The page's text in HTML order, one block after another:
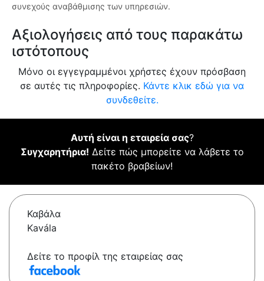
συνεχούς αναβάθμισης των υπηρεσιών.
Αξιολογήσεις από τους παρακάτω
ιστότοπους
Μόνο οι εγγεγραμμένοι χρήστες έχουν πρόσβαση
σε αυτές τις πληροφορίες. Κάντε κλικ εδώ για να
συνδεθείτε.
Αυτή είναι η εταιρεία σας?
Συγχαρητήρια! Δείτε πώς μπορείτε να λάβετε το
πακέτο βραβείων!
Καβάλα
Kavála
Δείτε το προφίλ της εταιρείας σας